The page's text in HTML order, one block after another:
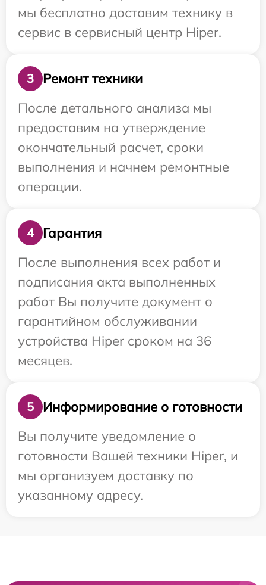
мы бесплатно доставим технику в
сервис в сервисный центр Hiper.
3
Ремонт техники
После детального анализа мы
предоставим на утверждение
окончательный расчет, сроки
выполнения и начнем ремонтные
операции.
4
Гарантия
После выполнения всех работ и
подписания акта выполненных
работ Вы получите документ о
гарантийном обслуживании
устройства Hiper сроком на 36
месяцев.
5
Информирование о готовности
Вы получите уведомление о
готовности Вашей техники Hiper, и
мы организуем доставку по
указанному адресу.